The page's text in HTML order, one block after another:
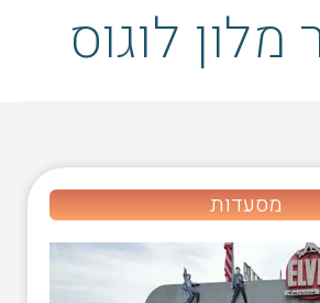
מלון לוגוס
מסעדות